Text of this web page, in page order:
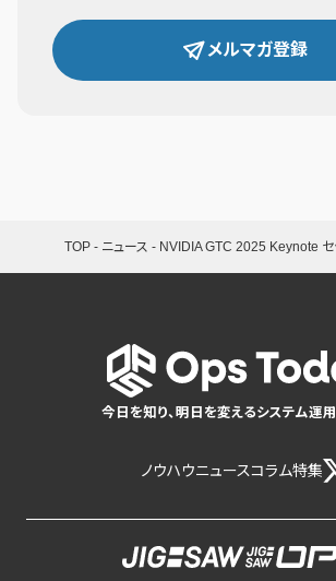
メルマガ登録
TOP- ニュース - NVIDIA GTC 2025 Keynote セ
今日を知り、明日を変えるシステム運
ノウハウニュースコラム特集